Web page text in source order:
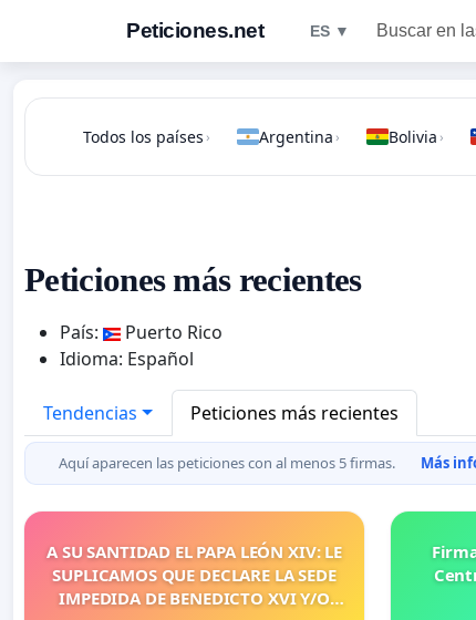
Peticiones.net ES ▼ Buscar en
Todos los países › Argentina › Bolivia ›
Peticiones más recientes
País:
Puerto Rico
Idioma: Español
Tendencias Peticiones más recientes
Aquí aparecen las peticiones con al menos 5 firmas. Más
A SU SANTIDAD EL PAPA LEÓN XIV: LE
SUPLICAMOS QUE DECLARE LA SEDE
IMPEDIDA DE BENEDICTO XVI Y/O